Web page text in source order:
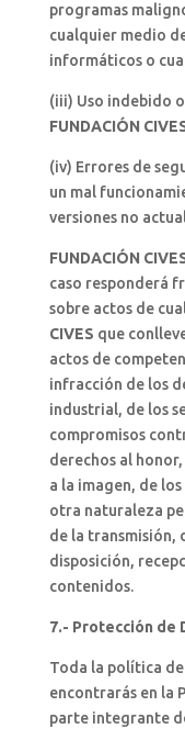
programas
cualquier medio
informáticos o
(iii) Uso indebido
FUNDACIÓN
(iv) Errores de
un mal
versiones no
FUNDACIÓN
caso responderá
sobre actos de
CIVES que
actos de
infracción de los
industrial, de los
compromisos
derechos al
a la imagen, de
otra naturaleza
de la transmisión,
disposición,
contenidos.
7.- Protección de
Toda la política
encontrarás en la
parte integrante